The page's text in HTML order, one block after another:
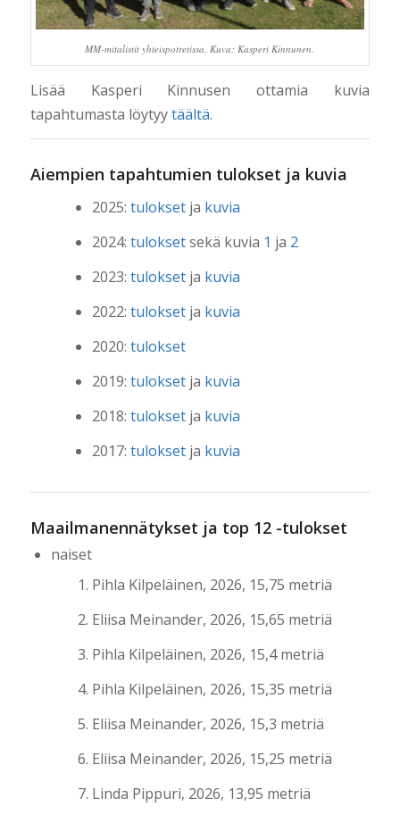
MM-mitalistit yhteispotretissa. Kuva: Kasperi Kinnunen.
Lisää Kasperi Kinnusen ottamia kuvia
tapahtumasta löytyytäältä.
Aiempien tapahtumien tulokset ja kuvia
2025: tuloksetja kuvia
2024: tuloksetsekä kuvia 1 ja 2
2023: tuloksetja kuvia
2022: tuloksetja kuvia
2020: tulokset
2019: tuloksetja kuvia
2018: tuloksetja kuvia
2017: tuloksetja kuvia
Maailmanennätykset ja top 12 -tulokset
naiset
Pihla Kilpeläinen, 2026, 15,75 metriä
Eliisa Meinander, 2026, 15,65 metriä
Pihla Kilpeläinen, 2026, 15,4 metriä
Pihla Kilpeläinen, 2026, 15,35 metriä
Eliisa Meinander, 2026, 15,3 metriä
Eliisa Meinander, 2026, 15,25 metriä
Linda Pippuri, 2026, 13,95 metriä